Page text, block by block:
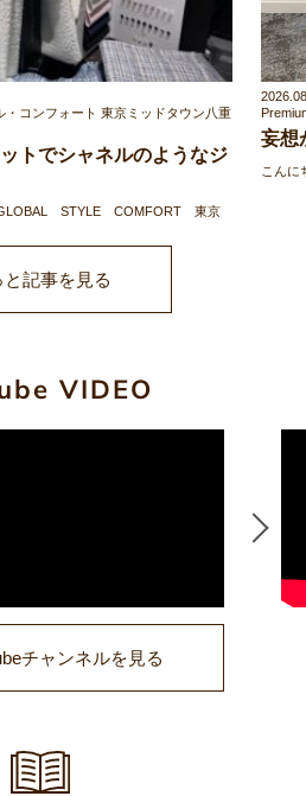
・コンフォート 東京ミッドタウン八重
トでシャネルのようなジ
STYLE COMFORT 東京
妄想
こんに
と記事を見る
VIDEO
チャンネルを見る